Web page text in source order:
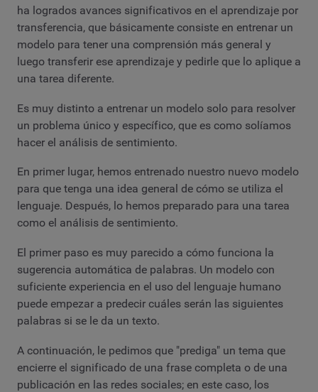
ha logrados avances significativos en el aprendizaje por
transferencia, que básicamente consiste en entrenar un
modelo para tener una comprensión más general y
luego transferir ese aprendizaje y pedirle que lo aplique a
una tarea diferente.
Es muy distinto a entrenar un modelo solo para resolver
un problema único y específico, que es como solíamos
hacer el análisis de sentimiento.
En primer lugar, hemos entrenado nuestro nuevo modelo
para que tenga una idea general de cómo se utiliza el
lenguaje. Después, lo hemos preparado para una tarea
como el análisis de sentimiento.
El primer paso es muy parecido a cómo funciona la
sugerencia automática de palabras. Un modelo con
suficiente experiencia en el uso del lenguaje humano
puede empezar a predecir cuáles serán las siguientes
palabras si se le da un texto.
A continuación, le pedimos que "prediga" un tema que
encierre el significado de una frase completa o de una
publicación en las redes sociales; en este caso, los